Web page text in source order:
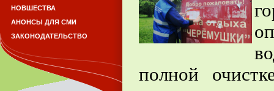
полной
НОВШЕСТВА
АНОНСЫ ДЛЯ СМИ
ЗАКОНОДАТЕЛЬСТВО